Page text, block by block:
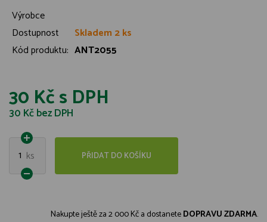
Výrobce
Dostupnost
Skladem 2 ks
Kód produktu: ANT2055
30 Kčs DPH
30 Kčbez DPH
1 ks PŘIDAT DO KOŠÍKU
Nakupte ještě za2 000 Kča dostaneteDOPRAVU ZDARMA.